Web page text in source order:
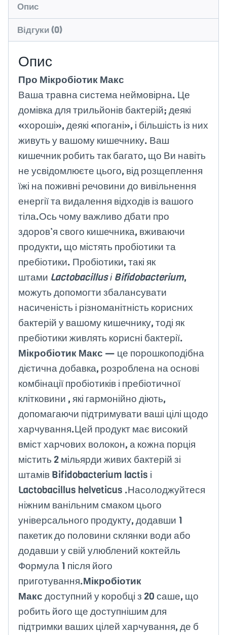
Опис
Відгуки (0)
Опис
Про Мікробіотик Макс
Ваша травна система неймовірна. Це
домівка для трильйонів бактерій; деякі
«хороші», деякі «погані», і більшість із них
живуть у вашому кишечнику. Ваш
кишечник робить так багато, що Ви навіть
не усвідомлюєте цього, від розщеплення
їжі на поживні речовини до вивільнення
енергії та видалення відходів із вашого
тіла.Ось чому важливо дбати про
здоров’я свого кишечника, вживаючи
продукти, що містять пробіотики та
пребіотики. Пробіотики, такі як
штами Lactobacillus і Bifidobacterium,
можуть допомогти збалансувати
насиченість і різноманітність корисних
бактерій у вашому кишечнику, тоді як
пребіотики живлять корисні бактерії.
Мікробіотик Макс — це порошкоподібна
дієтична добавка, розроблена на основі
комбінації пробіотиків і пребіотичної
клітковини , які гармонійно діють,
допомагаючи підтримувати ваші цілі щодо
харчування.Цей продукт має високий
вміст харчових волокон, а кожна порція
містить 2 мільярди живих бактерій зі
штамів Bifidobacterium lactis і
Lactobacillus helveticus .Насолоджуйтеся
ніжним ванільним смаком цього
універсального продукту, додавши 1
пакетик до половини склянки води або
додавши у свій улюблений коктейль
Формула 1 після його
приготування.Мікробіотик
Макс доступний у коробці з 20 саше, що
робить його ще доступнішим для
підтримки ваших цілей харчування, де б